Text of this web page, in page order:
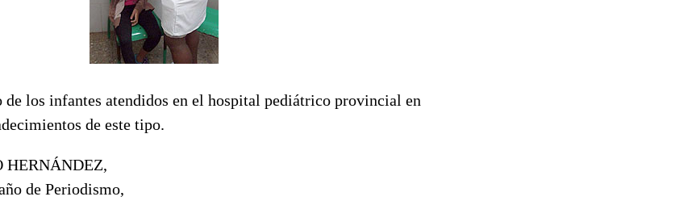
de los infantes atendidos en el hospital pediátrico provincial en
de este tipo.
HERNÁNDEZ,
de Periodismo,